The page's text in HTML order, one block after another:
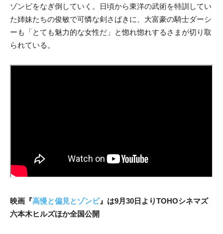
ゾンビをなぎ倒していく。日頃から東洋の武術を特訓してい
た姉妹たちの俊敏で可憐な剣さばきに、大富豪の騎士ダーシ
ーも「とても魅力的な女性だ」と惚れ惚れするさまが切り取
られている。
映画『高慢と偏見とゾンビ』は9月30日よりTOHOシネマズ
六本木ヒルズほか全国公開